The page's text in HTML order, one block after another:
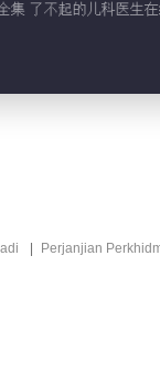
了不起的儿科医生
Perjanjian